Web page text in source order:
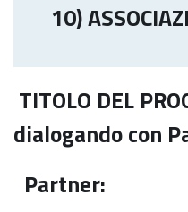
10)
TITOLO DEL
dialogando con
Partner: